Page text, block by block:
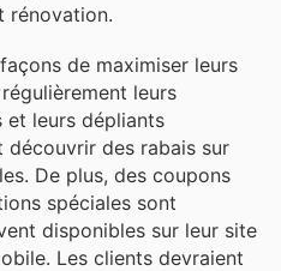
rénovation.
de maximiser leurs
leurs
et leurs dépliants
découvrir des rabais sur
De plus, des coupons
spéciales sont
disponibles sur leur site
Les clients devraient